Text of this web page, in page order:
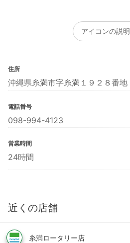
アイコンの説明
住所
沖縄県糸満市字糸満１９２８番地
電話番号
098-994-4123
営業時間
24時間
近くの店舗
糸満ロータリー店